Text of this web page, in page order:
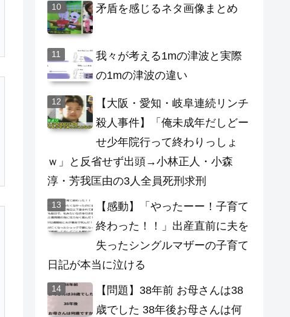
矛盾を感じるネタ画像まとめ
我々が考える1mの津波と実際
の1mの津波の違い
【大阪・愛知・岐阜連続リンチ
殺人事件】「俺未成年だしどー
せ少年院行って終わりっしょ
ｗ」と反省せず出頭→小林正人・小森
淳・芳我匡由の3人全員死刑求刑
【感動】「やったーー！子育て
終わった！！」出産直前に夫を
失ったシングルマザーの子育て
日記が本当に泣ける
【問題】38年前 お母さんは38
歳でした 38年後お母さんは何